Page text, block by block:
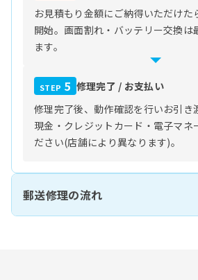
お見積もり金額にご納得いただけた
開始。画面割れ・バッテリー交換は
ます。
STEP 5 修理完了 / お支払い
修理完了後、動作確認を行いお引き
現金・クレジットカード・電子マネ
ださい(店舗により異なります)。
郵送修理の流れ